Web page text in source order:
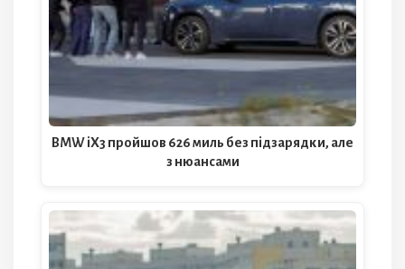
BMW iX3 пройшов 626 миль без підзарядки, але
з нюансами